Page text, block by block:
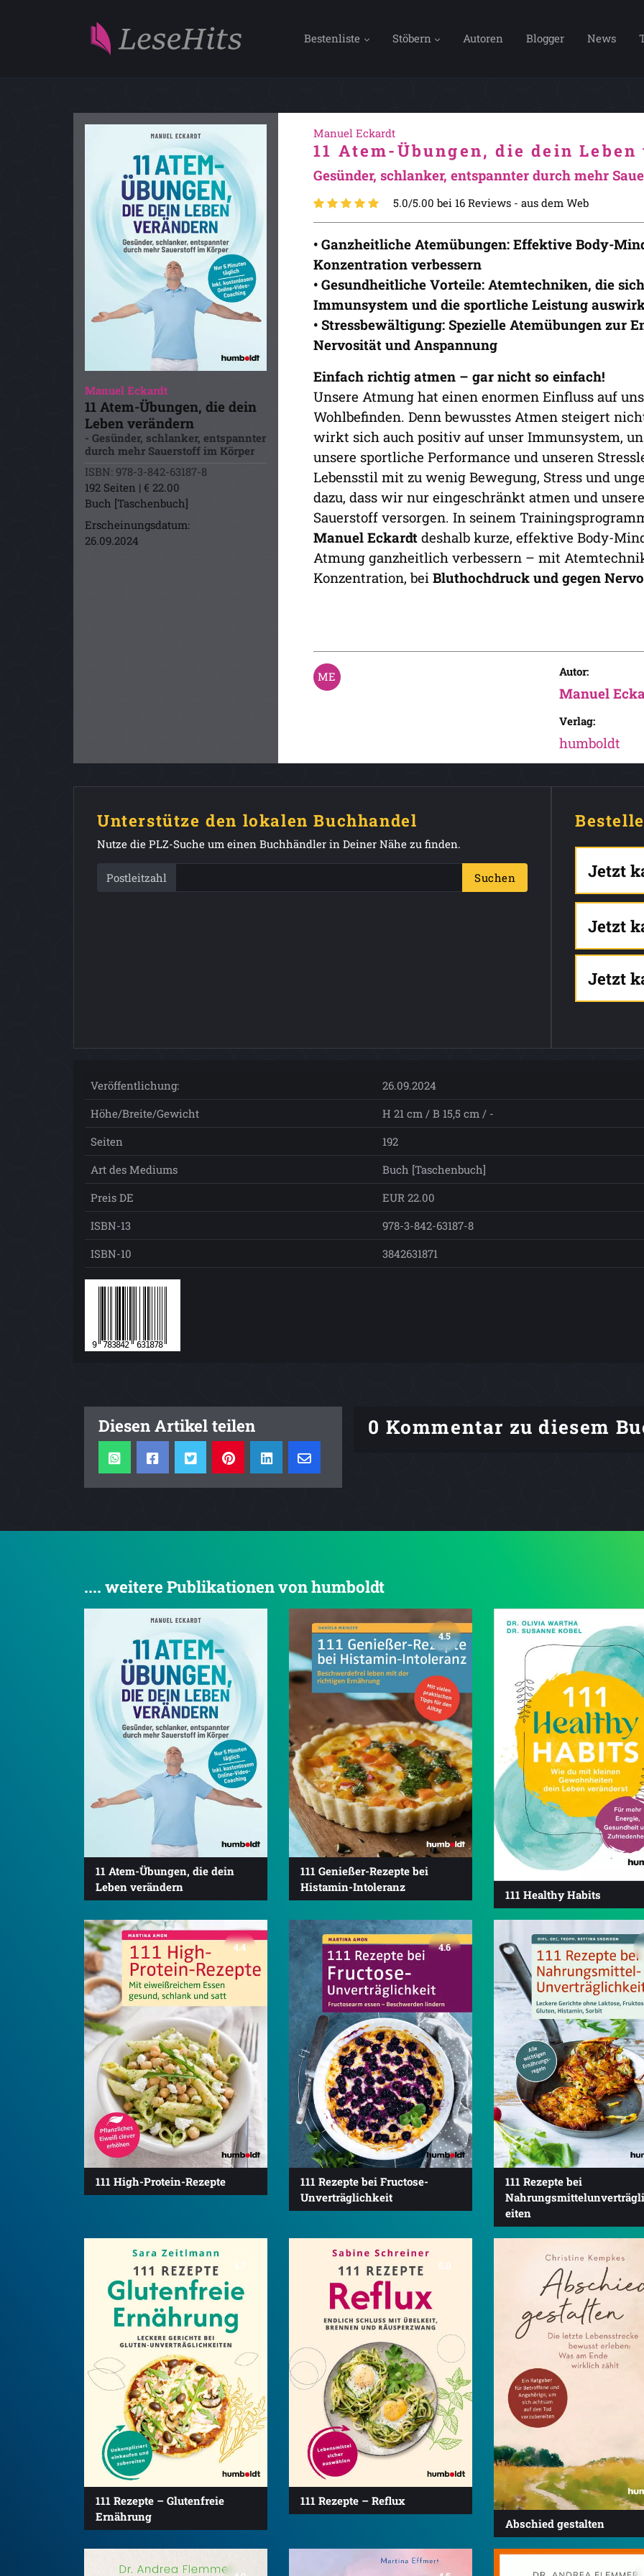
Bestenliste Stöbern Autoren Blogger News
Manuel Eckardt
11 Atem-Übungen, die dein
Leben verändern
- Gesünder, schlanker, entspannter
durch mehr Sauerstoff im Körper
ISBN: 978-3-842-63187-8
192 Seiten | € 22.00
Buch [Taschenbuch]
Erscheinungsdatum:
26.09.2024
Manuel Eckardt
11 Atem-Übungen, die dein
Gesünder, schlanker, entspannter durch mehr
5.0/5.00 bei 16 Reviews - aus dem Web
• Ganzheitliche Atemübungen: Effektive Body-
Konzentration verbessern
• Gesundheitliche Vorteile: Atemtechniken, die
Immunsystem und die sportliche Leistung
• Stressbewältigung: Spezielle Atemübungen zur
Nervosität und Anspannung
Einfach richtig atmen – gar nicht so einfach!
Unsere Atmung hat einen enormen Einfluss auf
Wohlbefinden. Denn bewusstes Atmen steigert
wirkt sich auch positiv auf unser Immunsystem,
unsere sportliche Performance und unseren
Lebensstil mit zu wenig Bewegung, Stress und
dazu, dass wir nur eingeschränkt atmen und
Sauerstoff versorgen. In seinem
Manuel Eckardt deshalb kurze, effektive Body-
Atmung ganzheitlich verbessern – mit
Konzentration, bei Bluthochdruck und gegen
Autor:
Manuel
Verlag:
humboldt
Unterstütze den lokalen Buchhandel
Nutze die PLZ-Suche um einen Buchhändler in Deiner Nähe zu finden.
Postleitzahl Suchen Jetzt
Jetzt
Jetzt
Veröffentlichung:
26.09.2024
Höhe/Breite/Gewicht
H 21 cm / B 15,5 cm / -
Seiten
192
Art des Mediums
Buch [Taschenbuch]
Preis DE
EUR 22.00
ISBN-13
978-3-842-63187-8
ISBN-10
3842631871
Diesen Artikel teilen 0 Kommentar zu diesem
.... weitere Publikationen von humboldt
11 Atem-Übungen, die dein
Leben verändern
4.5
111 Genießer-Rezepte bei
Histamin-Intoleranz
111 Healthy Habits
4.4
111 High-Protein-Rezepte
4.6
111 Rezepte bei Fructose-
Unverträglichkeit
111 Rezepte bei
eiten
4.7
111 Rezepte – Glutenfreie
Ernährung
5.0
111 Rezepte – Reflux
Abschied gestalten